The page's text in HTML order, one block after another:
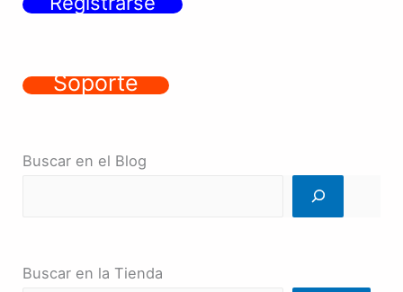
Soporte
Buscar en el Blog
Buscar en la Tienda